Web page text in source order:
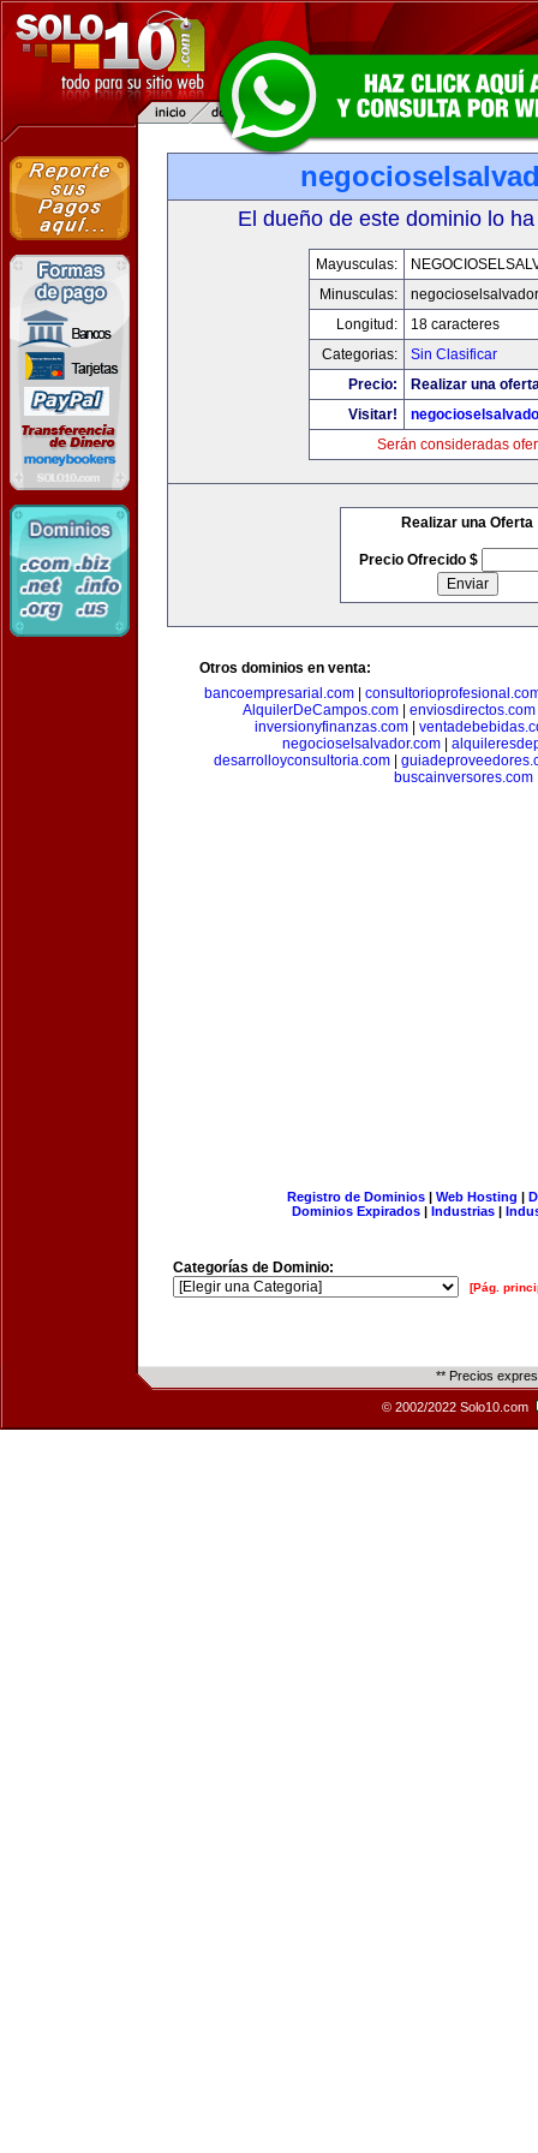
El dueño de este dominio lo
Mayusculas:
Minusculas:
Longitud:
18 caracteres
Categorias:
Sin Clasificar
Precio:
Realizar una
Visitar!
Serán consideradas
Realizar una Oferta
Precio Ofrecido $
Otros dominios en venta:
bancoempresarial.com
AlquilerDeCampos.com
enviosdirectos.com
inversionyfinanzas.com|
negocioselsalvador.com|
desarrolloyconsultoria.com
buscainversores.com
Registro de Dominios| Web Hosting |
Dominios Expirados | Industrias |
Categorías de Dominio:
[Pág.
** Precios
© 2002/2022 Solo10.com